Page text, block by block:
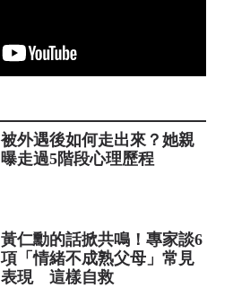
被外遇後如何走出來？她親
曝走過5階段心理歷程
黃仁勳的話掀共鳴！專家談6
項「情緒不成熟父母」常見
表現 這樣自救